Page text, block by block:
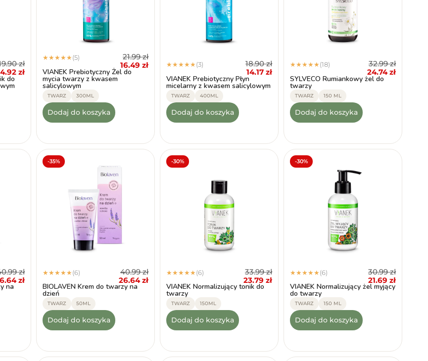
zł
zł
do
★★★★★(5) 21.99zł
16.49 zł
VIANEK Prebiotyczny Żel do
mycia twarzy z kwasem
salicylowym
TWARZ 300ML
Dodaj do koszyka
★★★★★(3) 18.90zł
14.17 zł
VIANEK Prebiotyczny Płyn
micelarny z kwasem salicylowym
TWARZ 400ML
Dodaj do koszyka
★★★★★(18) 32.99zł
24.74zł
SYLVECO Rumiankowy żel do
twarzy
TWARZ 150 ML
Dodaj do koszyka
zł
zł
na
-35%
★★★★★(6) 40.99zł
26.64zł
BIOLAVEN Krem do twarzy na
dzień
TWARZ 50ML
Dodaj do koszyka
-30%
★★★★★(6) 33.99zł
23.79 zł
VIANEK Normalizujący tonik do
twarzy
TWARZ 150ML
Dodaj do koszyka
-30%
★★★★★(6) 30.99zł
21.69 zł
VIANEK Normalizujący żel myjący
do twarzy
TWARZ 150 ML
Dodaj do koszyka